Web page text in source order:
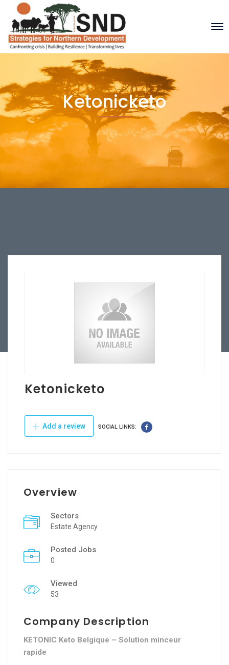
Ketonicketo
Ketonicketo
Add a review SOCIAL LINKS:
Overview
Sectors
Estate Agency
Posted Jobs
0
Viewed
53
Company Description
KETONIC Keto Belgique – Solution minceur
rapide